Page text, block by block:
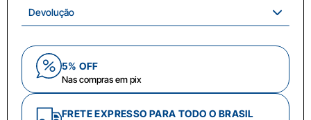
Devolução
5% OFF
Nas compras em pix
FRETE EXPRESSO PARA TODO O BRASIL